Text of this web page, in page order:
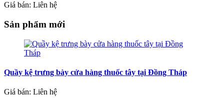
Giá bán: Liên hệ
Sản phẩm mới
Quầy kệ trưng bày cửa hàng thuốc tây tại Đồng Tháp
Giá bán: Liên hệ